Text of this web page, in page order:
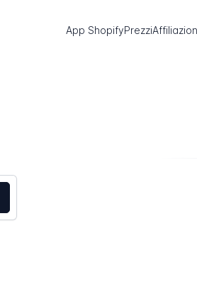
App ShopifyPrezzi